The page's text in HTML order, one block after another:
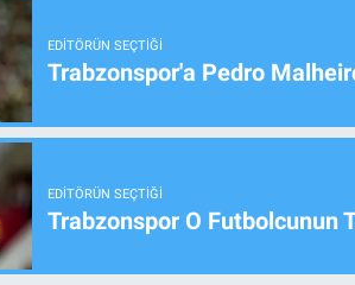
EDITÖRÜN SEÇTIĞI
Trabzonspor'a Pedro
EDITÖRÜN SEÇTIĞI
Trabzonspor O Futbolcunun